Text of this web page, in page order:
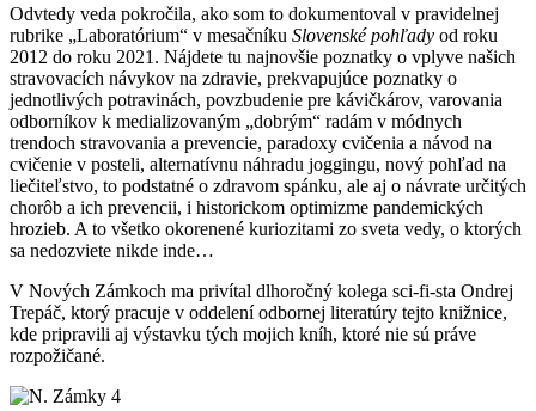
Odvtedy veda pokročila, ako som to dokumentoval v pravidelnej
rubrike „Laboratórium“ v mesačníku Slovenské pohľady od roku
2012 do roku 2021. Nájdete tu najnovšie poznatky o vplyve našich
stravovacích návykov na zdravie, prekvapujúce poznatky o
jednotlivých potravinách, povzbudenie pre kávičkárov, varovania
odborníkov k medializovaným „dobrým“ radám v módnych
trendoch stravovania a prevencie, paradoxy cvičenia a návod na
cvičenie v posteli, alternatívnu náhradu joggingu, nový pohľad na
liečiteľstvo, to podstatné o zdravom spánku, ale aj o návrate určitých
chorôb a ich prevencii, i historickom optimizme pandemických
hrozieb. A to všetko okorenené kuriozitami zo sveta vedy, o ktorých
sa nedozviete nikde inde…
V Nových Zámkoch ma privítal dlhoročný kolega sci-fi-sta Ondrej
Trepáč, ktorý pracuje v oddelení odbornej literatúry tejto knižnice,
kde pripravili aj výstavku tých mojich kníh, ktoré nie sú práve
rozpožičané.